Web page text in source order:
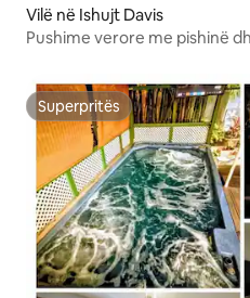
Vilë në Ishujt Davis
Pushime verore me pishinë
Superpritës
Superpritës